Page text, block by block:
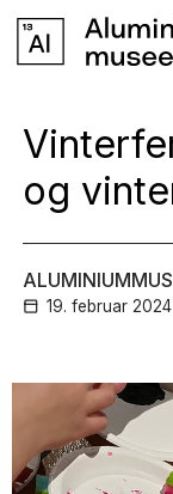
og
19. februar 2024